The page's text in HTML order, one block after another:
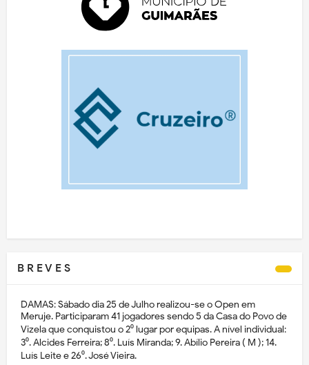
B R E V E S
DAMAS: Sábado dia 25 de Julho realizou-se o Open em
Meruje. Participaram 41 jogadores sendo 5 da Casa do Povo de
Vizela que conquistou o 2⁰ lugar por equipas. A nível individual:
3⁰. Alcides Ferreira; 8⁰. Luís Miranda; 9. Abílio Pereira ( M ); 14.
Luís Leite e 26⁰. José Vieira.